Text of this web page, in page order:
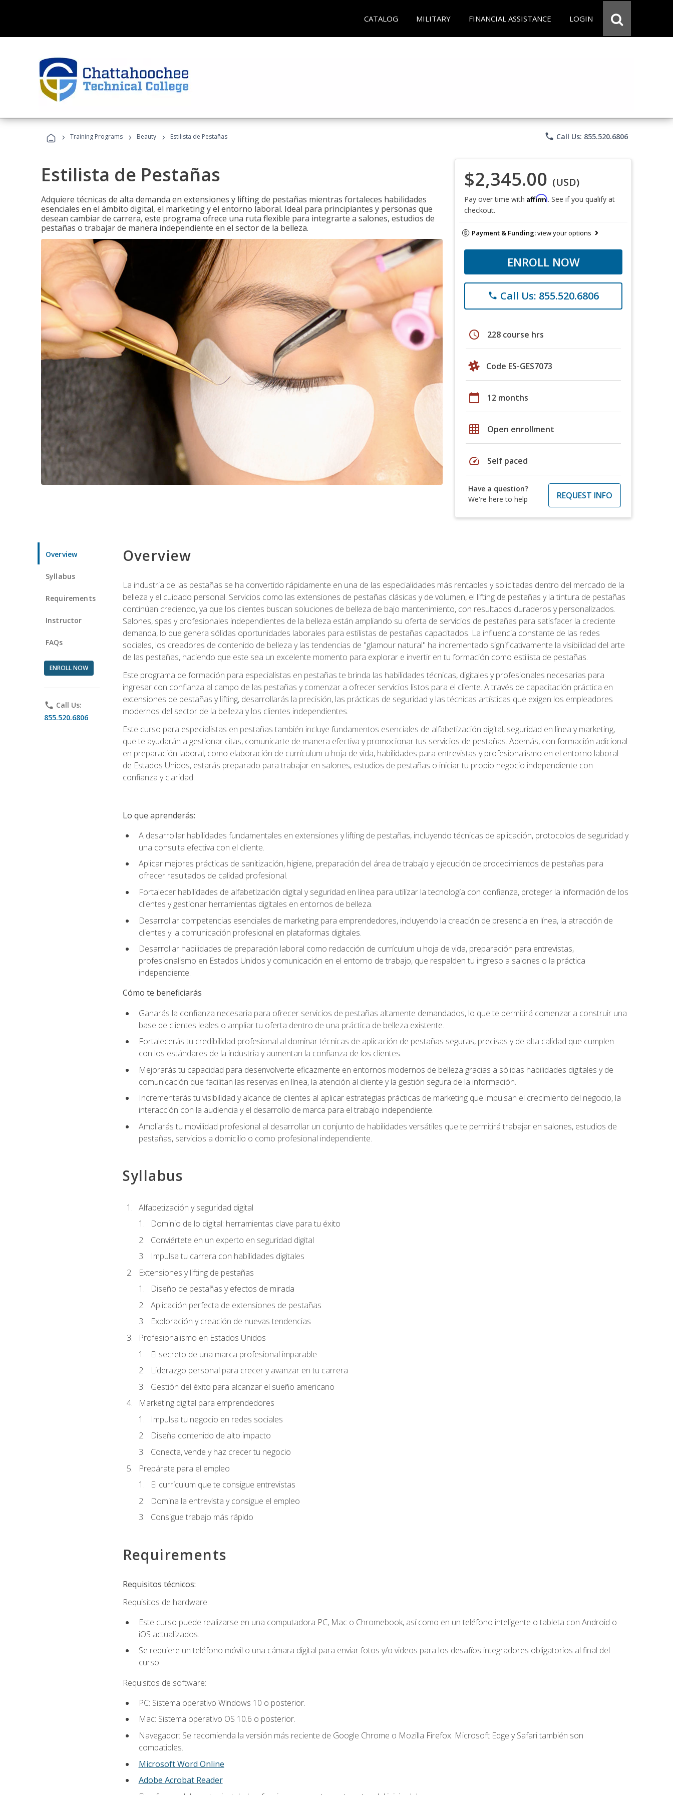
CATALOG MILITARY FINANCIAL ASSISTANCE LOGIN
› Training Programs › Beauty › Estilista de Pestañas phone Call Us: 855.520.6806
Estilista de Pestañas
Adquiere técnicas de alta demanda en extensiones y lifting de pestañas mientras fortaleces habilidades
esenciales en el ámbito digital, el marketing y el entorno laboral. Ideal para principiantes y personas que
desean cambiar de carrera, este programa ofrece una ruta flexible para integrarte a salones, estudios de
pestañas o trabajar de manera independiente en el sector de la belleza.
$2,345.00 (USD)
Pay over time with Affirm. See if you qualify at
checkout.
Payment & Funding:view your options
ENROLL NOW
phone Call Us: 855.520.6806
schedule 228 course hrs
Code ES-GES7073
calendar_today 12 months
grid_on Open enrollment
speed Self paced
Have a question?
We're here to help
REQUEST INFO
Overview
Syllabus
Requirements
Instructor
FAQs
ENROLL NOW
phone Call Us:
855.520.6806
Overview
La industria de las pestañas se ha convertido rápidamente en una de las especialidades más rentables y solicitadas dentro del mercado de la
belleza y el cuidado personal. Servicios como las extensiones de pestañas clásicas y de volumen, el lifting de pestañas y la tintura de pestañas
continúan creciendo, ya que los clientes buscan soluciones de belleza de bajo mantenimiento, con resultados duraderos y personalizados.
Salones, spas y profesionales independientes de la belleza están ampliando su oferta de servicios de pestañas para satisfacer la creciente
demanda, lo que genera sólidas oportunidades laborales para estilistas de pestañas capacitados. La influencia constante de las redes
sociales, los creadores de contenido de belleza y las tendencias de "glamour natural" ha incrementado significativamente la visibilidad del arte
de las pestañas, haciendo que este sea un excelente momento para explorar e invertir en tu formación como estilista de pestañas.
Este programa de formación para especialistas en pestañas te brinda las habilidades técnicas, digitales y profesionales necesarias para
ingresar con confianza al campo de las pestañas y comenzar a ofrecer servicios listos para el cliente. A través de capacitación práctica en
extensiones de pestañas y lifting, desarrollarás la precisión, las prácticas de seguridad y las técnicas artísticas que exigen los empleadores
modernos del sector de la belleza y los clientes independientes.
Este curso para especialistas en pestañas también incluye fundamentos esenciales de alfabetización digital, seguridad en línea y marketing,
que te ayudarán a gestionar citas, comunicarte de manera efectiva y promocionar tus servicios de pestañas. Además, con formación adicional
en preparación laboral, como elaboración de currículum u hoja de vida, habilidades para entrevistas y profesionalismo en el entorno laboral
de Estados Unidos, estarás preparado para trabajar en salones, estudios de pestañas o iniciar tu propio negocio independiente con
confianza y claridad.
Lo que aprenderás:
A desarrollar habilidades fundamentales en extensiones y lifting de pestañas, incluyendo técnicas de aplicación, protocolos de seguridad y
una consulta efectiva con el cliente.
Aplicar mejores prácticas de sanitización, higiene, preparación del área de trabajo y ejecución de procedimientos de pestañas para
ofrecer resultados de calidad profesional.
Fortalecer habilidades de alfabetización digital y seguridad en línea para utilizar la tecnología con confianza, proteger la información de los
clientes y gestionar herramientas digitales en entornos de belleza.
Desarrollar competencias esenciales de marketing para emprendedores, incluyendo la creación de presencia en línea, la atracción de
clientes y la comunicación profesional en plataformas digitales.
Desarrollar habilidades de preparación laboral como redacción de currículum u hoja de vida, preparación para entrevistas,
profesionalismo en Estados Unidos y comunicación en el entorno de trabajo, que respalden tu ingreso a salones o la práctica
independiente.
Cómo te beneficiarás
Ganarás la confianza necesaria para ofrecer servicios de pestañas altamente demandados, lo que te permitirá comenzar a construir una
base de clientes leales o ampliar tu oferta dentro de una práctica de belleza existente.
Fortalecerás tu credibilidad profesional al dominar técnicas de aplicación de pestañas seguras, precisas y de alta calidad que cumplen
con los estándares de la industria y aumentan la confianza de los clientes.
Mejorarás tu capacidad para desenvolverte eficazmente en entornos modernos de belleza gracias a sólidas habilidades digitales y de
comunicación que facilitan las reservas en línea, la atención al cliente y la gestión segura de la información.
Incrementarás tu visibilidad y alcance de clientes al aplicar estrategias prácticas de marketing que impulsan el crecimiento del negocio, la
interacción con la audiencia y el desarrollo de marca para el trabajo independiente.
Ampliarás tu movilidad profesional al desarrollar un conjunto de habilidades versátiles que te permitirá trabajar en salones, estudios de
pestañas, servicios a domicilio o como profesional independiente.
Syllabus
Alfabetización y seguridad digital
Dominio de lo digital: herramientas clave para tu éxito
Conviértete en un experto en seguridad digital
Impulsa tu carrera con habilidades digitales
Extensiones y lifting de pestañas
Diseño de pestañas y efectos de mirada
Aplicación perfecta de extensiones de pestañas
Exploración y creación de nuevas tendencias
Profesionalismo en Estados Unidos
El secreto de una marca profesional imparable
Liderazgo personal para crecer y avanzar en tu carrera
Gestión del éxito para alcanzar el sueño americano
Marketing digital para emprendedores
Impulsa tu negocio en redes sociales
Diseña contenido de alto impacto
Conecta, vende y haz crecer tu negocio
Prepárate para el empleo
El currículum que te consigue entrevistas
Domina la entrevista y consigue el empleo
Consigue trabajo más rápido
Requirements
Requisitos técnicos:
Requisitos de hardware:
Este curso puede realizarse en una computadora PC, Mac o Chromebook, así como en un teléfono inteligente o tableta con Android o
iOS actualizados.
Se requiere un teléfono móvil o una cámara digital para enviar fotos y/o videos para los desafíos integradores obligatorios al final del
curso.
Requisitos de software:
PC: Sistema operativo Windows 10 o posterior.
Mac: Sistema operativo OS 10.6 o posterior.
Navegador: Se recomienda la versión más reciente de Google Chrome o Mozilla Firefox. Microsoft Edge y Safari también son
compatibles.
Microsoft Word Online
Adobe Acrobat Reader